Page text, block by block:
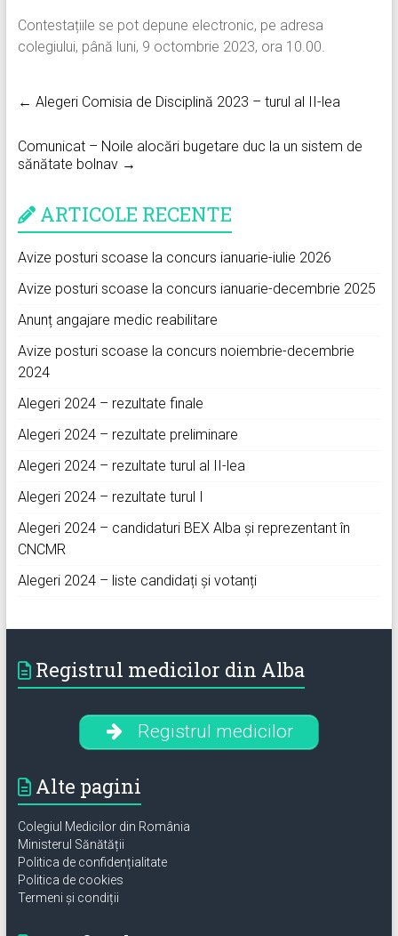
Contestațiile se pot depune electronic, pe adresa
colegiului, până luni, 9 octombrie 2023, ora 10.00.
← Alegeri Comisia de Disciplină 2023 – turul al II-lea
Comunicat – Noile alocări bugetare duc la un sistem de
sănătate bolnav →
ARTICOLE RECENTE
Avize posturi scoase la concurs ianuarie-iulie 2026
Avize posturi scoase la concurs ianuarie-decembrie 2025
Anunț angajare medic reabilitare
Avize posturi scoase la concurs noiembrie-decembrie
2024
Alegeri 2024 – rezultate finale
Alegeri 2024 – rezultate preliminare
Alegeri 2024 – rezultate turul al II-lea
Alegeri 2024 – rezultate turul I
Alegeri 2024 – candidaturi BEX Alba și reprezentant în
CNCMR
Alegeri 2024 – liste candidați și votanți
Registrul medicilor din Alba
Registrul medicilor
Alte pagini
Colegiul Medicilor din România
Ministerul Sănătății
Politica de confidențialitate
Politica de cookies
Termeni și condiții